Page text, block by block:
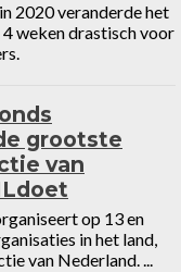
2020 veranderde het
weken drastisch voor
grootste
van
op 13 en
in het land,
van Nederland. ...